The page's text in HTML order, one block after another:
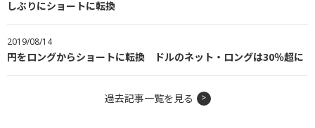
しぶりにショートに転換
2019/08/14
円をロングからショートに転換 ドルのネット・ロングは30％超に
過去記事一覧を見る